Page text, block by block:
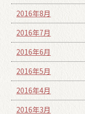
2016年8月
2016年7月
2016年6月
2016年5月
2016年4月
2016年3月